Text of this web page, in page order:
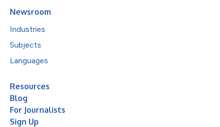
Newsroom
Industries
Subjects
Languages
Resources
Blog
For Journalists
Sign Up